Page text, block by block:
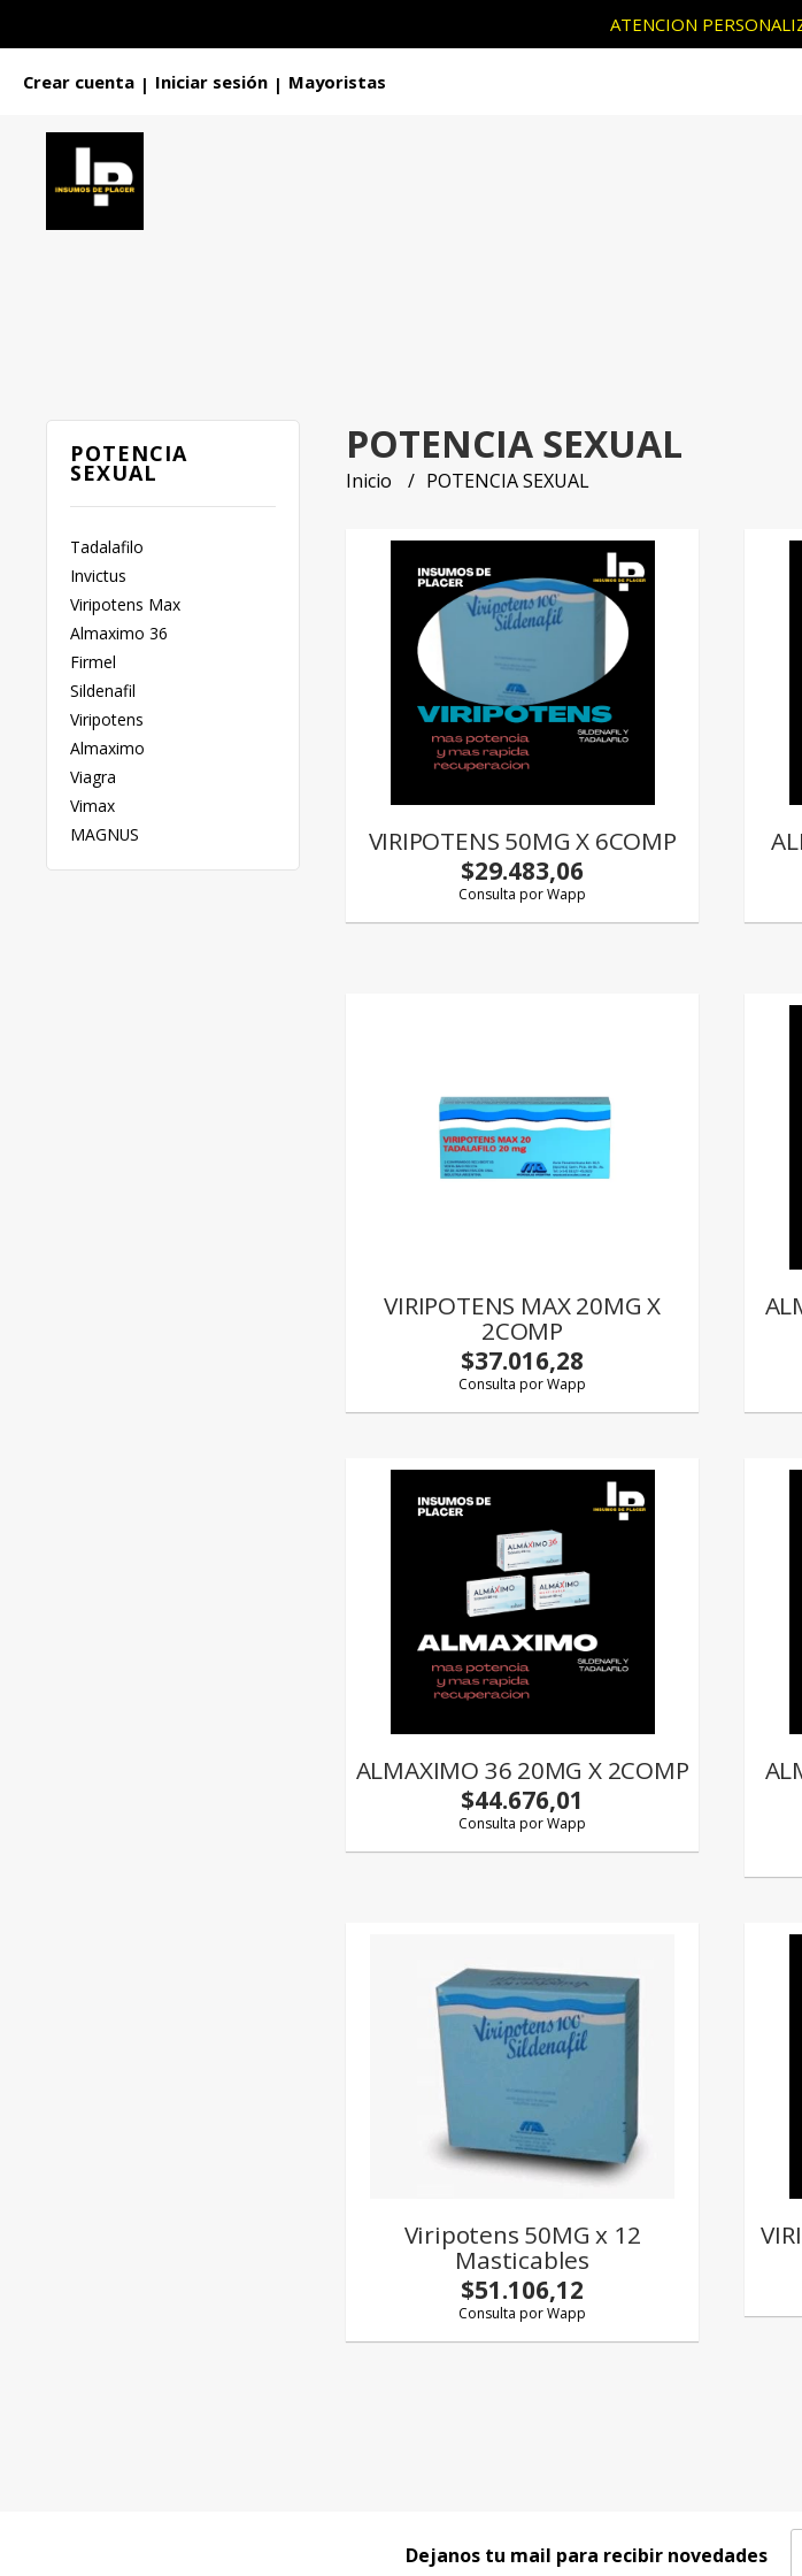
ATENCION
Crear cuenta | Iniciar sesión | Mayoristas
POTENCIA
SEXUAL
Tadalafilo
Invictus
Viripotens Max
Almaximo 36
Firmel
Sildenafil
Viripotens
Almaximo
Viagra
Vimax
MAGNUS
POTENCIA SEXUAL
Inicio POTENCIA SEXUAL
VIRIPOTENS 50MG X 6COMP
$29.483,06
Consulta por Wapp
VIRIPOTENS MAX 20MG X
2COMP
$37.016,28
Consulta por Wapp
ALMAXIMO 36 20MG X 2COMP
$44.676,01
Consulta por Wapp
Viripotens 50MG x 12
Masticables
$51.106,12
Consulta por Wapp
Dejanos tu mail para recibir novedades